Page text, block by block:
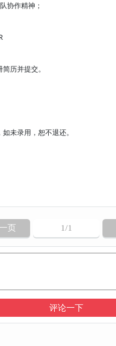
协作精神；
历并提交。
未录用，恕不退还。
一页 1/1